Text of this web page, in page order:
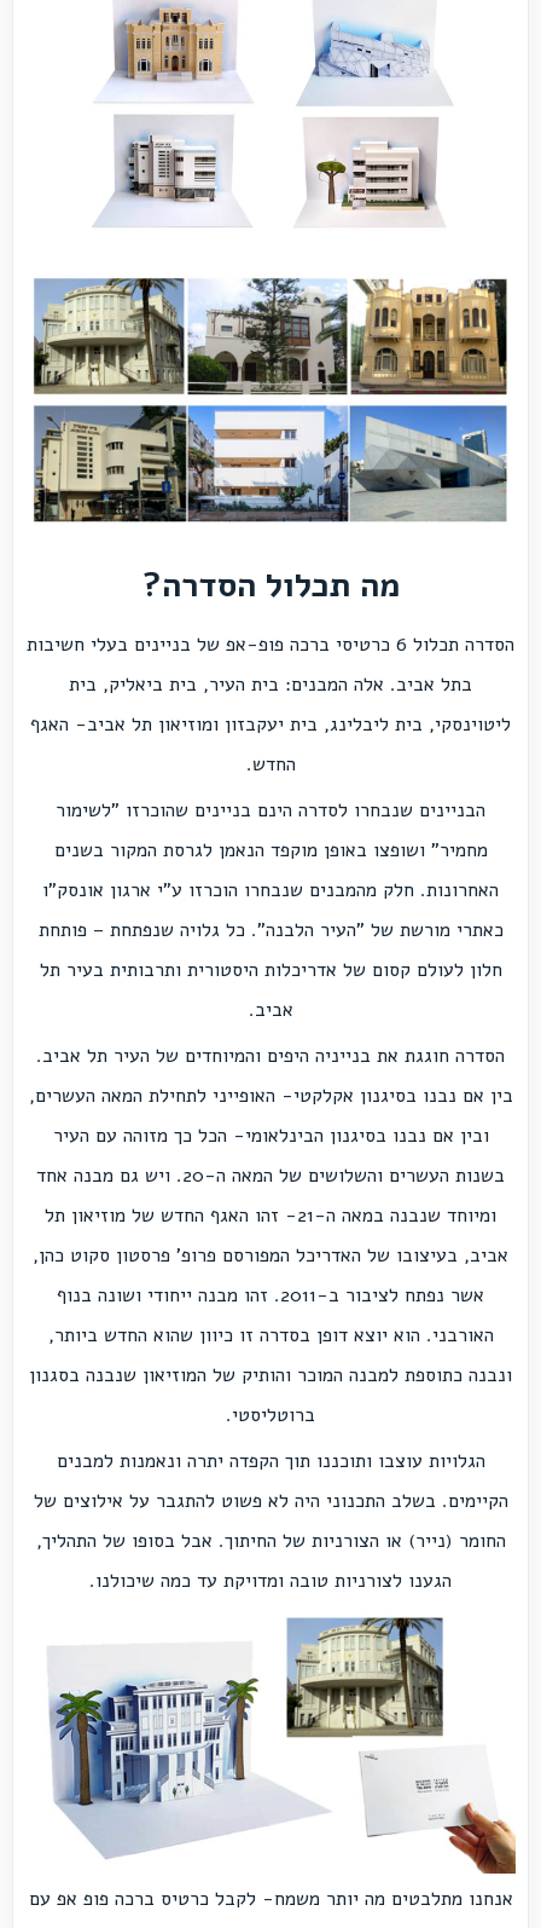
מה תכלול הסדרה?
הסדרה תכלול 6 כרטיסי ברכה פופ-אפ של בניינים בעלי חשיבות
בתל אביב. אלה המבנים: בית העיר, בית ביאליק, בית
ליטוינסקי, בית ליבלינג, בית יעקבזון ומוזיאון תל אביב- האגף
החדש.
הבניינים שנבחרו לסדרה הינם בניינים שהוכרזו "לשימור
מחמיר" ושופצו באופן מוקפד הנאמן לגרסת המקור בשנים
האחרונות. חלק מהמבנים שנבחרו הוכרזו ע"י ארגון אונסק"ו
כאתרי מורשת של "העיר הלבנה". כל גלויה שנפתחת – פותחת
חלון לעולם קסום של אדריכלות היסטורית ותרבותית בעיר תל
אביב.
הסדרה חוגגת את בנייניה היפים והמיוחדים של העיר תל אביב.
בין אם נבנו בסיגנון אקלקטי- האופייני לתחילת המאה העשרים,
ובין אם נבנו בסיגנון הבינלאומי- הכל כך מזוהה עם העיר
בשנות העשרים והשלושים של המאה ה-20. ויש גם מבנה אחד
ומיוחד שנבנה במאה ה-21- זהו האגף החדש של מוזיאון תל
אביב, בעיצובו של האדריכל המפורסם פרופ' פרסטון סקוט כהן,
אשר נפתח לציבור ב-2011. זהו מבנה ייחודי ושונה בנוף
האורבני. הוא יוצא דופן בסדרה זו כיוון שהוא החדש ביותר,
ונבנה כתוספת למבנה המוכר והותיק של המוזיאון שנבנה בסגנון
ברוטליסטי.
הגלויות עוצבו ותוכננו תוך הקפדה יתרה ונאמנות למבנים
הקיימים. בשלב התכנוני היה לא פשוט להתגבר על אילוצים של
החומר (נייר) או הצורניות של החיתוך. אבל בסופו של התהליך,
הגענו לצורניות טובה ומדויקת עד כמה שיכולנו.
אנחנו מתלבטים מה יותר משמח- לקבל כרטיס ברכה פופ אפ עם